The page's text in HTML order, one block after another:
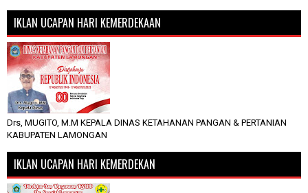
IKLAN UCAPAN HARI KEMERDEKAAN
Drs, MUGITO, M.M KEPALA DINAS KETAHANAN PANGAN & PERTANIAN
KABUPATEN LAMONGAN
IKLAN UCAPAN HARI KEMERDEKAN